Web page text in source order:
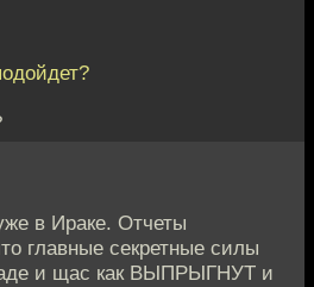
в Ираке. Отчеты
главные секретные силы
и щас как ВЫПРЫГНУТ и